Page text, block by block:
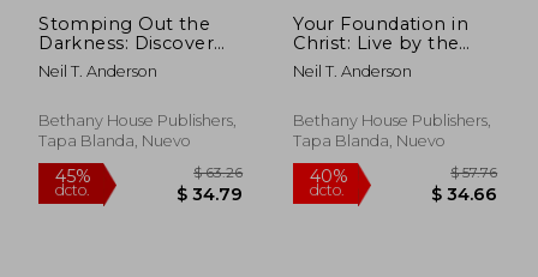
Stomping Out the
Darkness: Discover
Your True Identity in
Christ and Stop
World's Garbage! (en
Inglés)
Neil T. Anderson
Bethany House Publishers,
Tapa Blanda, Nuevo
Your Foundation in
Christ: Live by the
Power of the Spirit
(en Inglés)
Neil T. Anderson
Bethany House Publishers,
Tapa Blanda, Nuevo